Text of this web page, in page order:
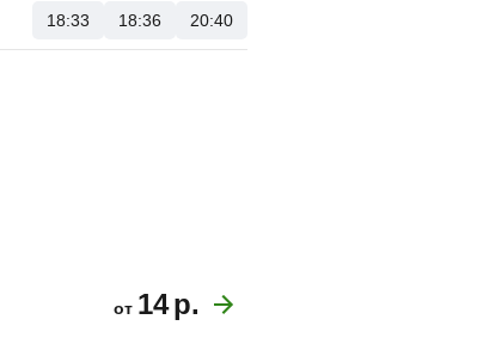
18:33 18:36 20:40
от 14р.